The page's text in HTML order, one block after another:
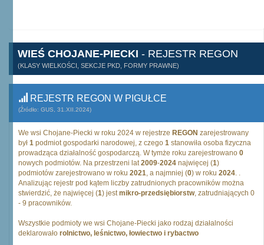
WIEŚ CHOJANE-PIECKI - REJESTR REGON
(KLASY WIELKOŚCI, SEKCJE PKD, FORMY PRAWNE)
REJESTR REGON W PIGUŁCE
(Źródło: GUS, 31.XII.2024)
We wsi Chojane-Piecki w roku 2024 w rejestrze REGON zarejestrowany
był 1 podmiot gospodarki narodowej, z czego 1 stanowiła osoba fizyczna
prowadząca działalność gospodarczą. W tymże roku zarejestrowano 0
nowych podmiotów. Na przestrzeni lat2009-2024 najwięcej (1)
podmiotów zarejestrowano w roku 2021, a najmniej (0) w roku 2024. .
Analizując rejestr pod kątem liczby zatrudnionych pracowników można
stwierdzić, że najwięcej (1) jestmikro-przedsiębiorstw, zatrudniających 0
- 9 pracowników.
Wszystkie podmioty we wsi Chojane-Piecki jako rodzaj działalności
deklarowało rolnictwo, leśnictwo, łowiectwo i rybactwo